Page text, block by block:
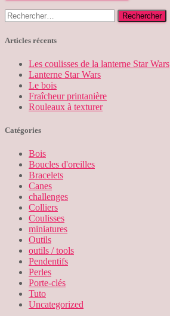
Rechercher :
Articles récents
Les coulisses de la lanterne Star Wars
Lanterne Star Wars
Le bois
Fraîcheur printanière
Rouleaux à texturer
Catégories
Bois
Boucles d'oreilles
Bracelets
Canes
challenges
Colliers
Coulisses
miniatures
Outils
outils / tools
Pendentifs
Perles
Porte-clés
Tuto
Uncategorized